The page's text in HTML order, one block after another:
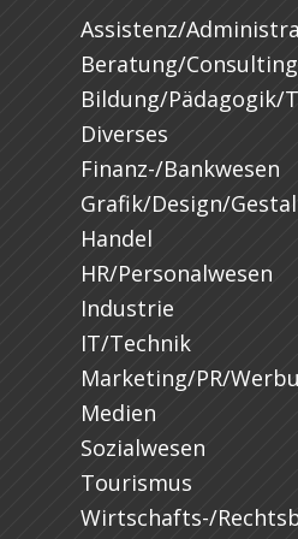
Assistenz/
Beratung/Consulting
Bildung/Pädagogik/
Diverses
Finanz-/Bankwesen
Grafik/Design/
Handel
HR/Personalwesen
Industrie
IT/Technik
Marketing/PR/
Medien
Sozialwesen
Tourismus
Wirtschafts-/